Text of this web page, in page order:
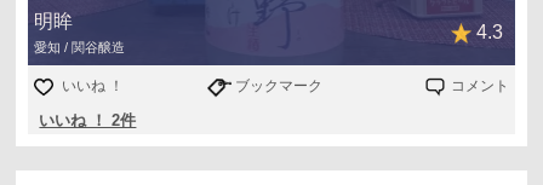
明眸
愛知 / 関谷醸造
4.3
いいね ！ ブックマーク コメント
いいね ！ 2件